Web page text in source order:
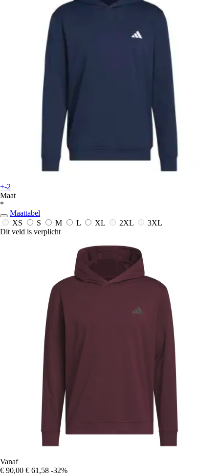
+-2
Maat
*
Maattabel
XS
S M L XL 2XL
3XL
Dit veld is verplicht
Vanaf
€ 90,00 € 61,58 -32%